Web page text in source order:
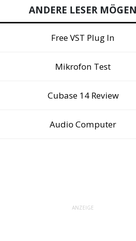
ANDERE LESER MÖGEN
Free VST Plug In
Mikrofon Test
Cubase 14 Review
Audio Computer
ANZEIGE